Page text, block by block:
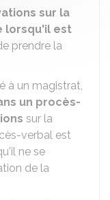
sur la
lorsqu'il est
prendre la
à un magistrat,
un procès-
sur la
verbal est
ne se
de la